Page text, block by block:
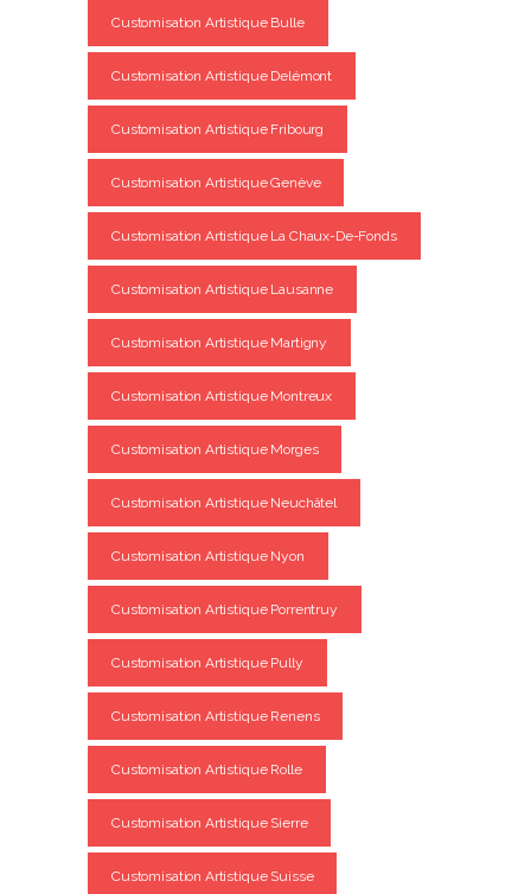
Customisation Artistique Bulle
Customisation Artistique Delémont
Customisation Artistique Fribourg
Customisation Artistique Genève
Customisation Artistique La Chaux-De-Fonds
Customisation Artistique Lausanne
Customisation Artistique Martigny
Customisation Artistique Montreux
Customisation Artistique Morges
Customisation Artistique Neuchâtel
Customisation Artistique Nyon
Customisation Artistique Porrentruy
Customisation Artistique Pully
Customisation Artistique Renens
Customisation Artistique Rolle
Customisation Artistique Sierre
Customisation Artistique Suisse